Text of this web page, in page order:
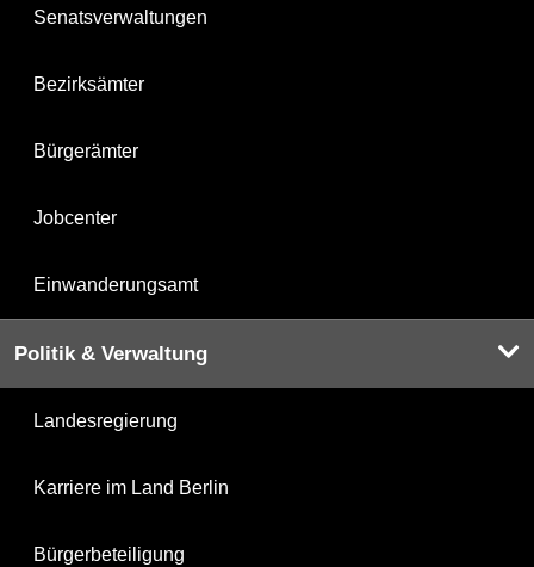
Senatsverwaltungen
Bezirksämter
Bürgerämter
Jobcenter
Einwanderungsamt
Politik & Verwaltung
Landesregierung
Karriere im Land Berlin
Bürgerbeteiligung